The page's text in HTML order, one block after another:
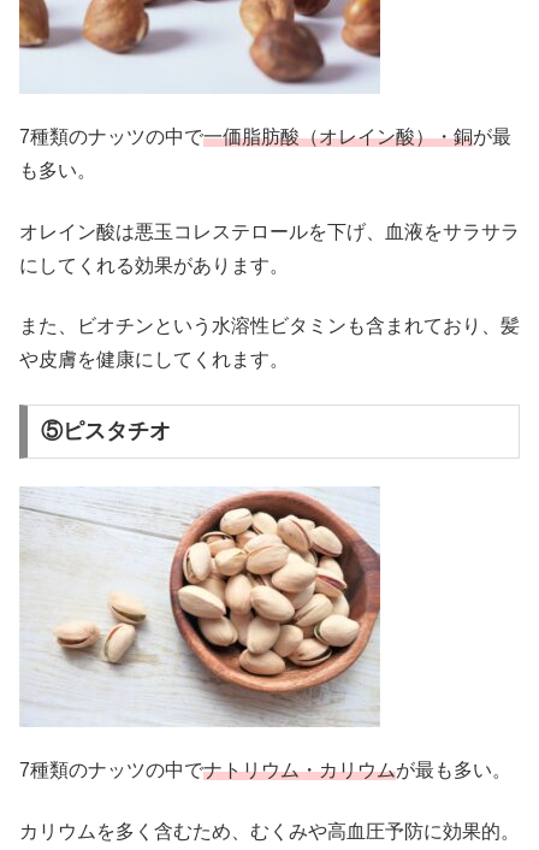
7種類のナッツの中で一価脂肪酸（オレイン酸）・銅が最
も多い。
オレイン酸は悪玉コレステロールを下げ、血液をサラサラ
にしてくれる効果があります。
また、ビオチンという水溶性ビタミンも含まれており、髪
や皮膚を健康にしてくれます。
⑤ピスタチオ
7種類のナッツの中でナトリウム・カリウムが最も多い。
カリウムを多く含むため、むくみや高血圧予防に効果的。